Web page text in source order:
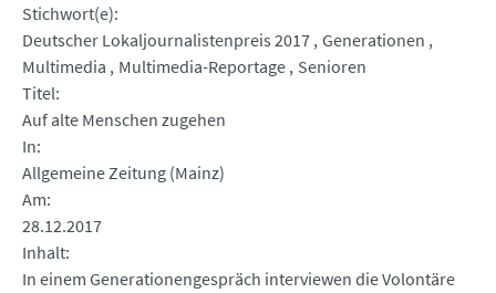
Stichwort(e)
Deutscher Lokaljournalistenpreis 2017 Generationen
Multimedia
Multimedia-Reportage Senioren
Titel
Auf alte Menschen zugehen
In
Allgemeine Zeitung (Mainz)
Am
28.12.2017
Inhalt
In einem Generationengespräch interviewen die Volontäre